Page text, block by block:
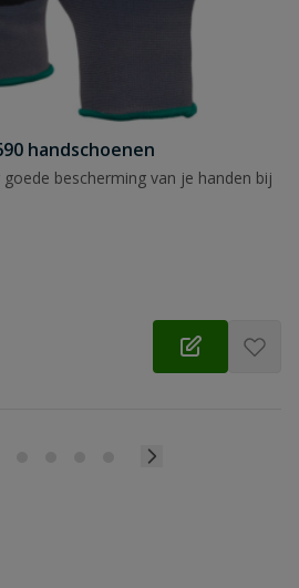
handschoenen
bescherming van je handen bij